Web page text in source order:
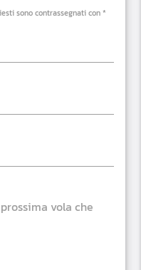
sono contrassegnati con *
vola che